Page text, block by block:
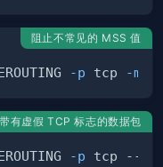
阻止不常见的 MSS 值
-p tcp -m
有虚假 TCP 标志的数据包
-p tcp --tcp-